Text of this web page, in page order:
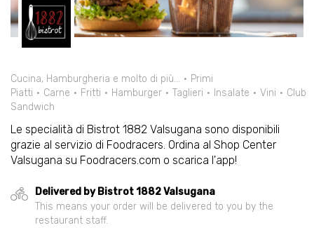
Cucina, Hamburgheria e molto di più...
Primi
Piatti
Carne Fritti Hamburger Taglieri Insalate Vini
Club
Sandwich
Le specialità di Bistrot 1882 Valsugana sono disponibili
grazie al servizio di Foodracers. Ordina al Shop Center
Valsugana su Foodracers.com o scarica l'app!
Delivered by Bistrot 1882 Valsugana
This means your order will be delivered to you by the
restaurant staff.